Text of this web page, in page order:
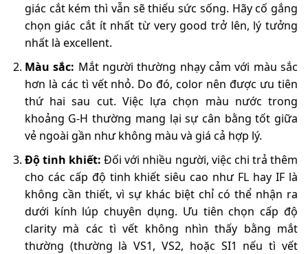
giác cắt kém thì vẫn sẽ thiếu sức sống. Hãy cố gắng
chọn giác cắt ít nhất từ very good trở lên, lý tưởng
nhất là excellent.
Màu sắc: Mắt người thường nhạy cảm với màu sắc
hơn là các tì vết nhỏ. Do đó, color nên được ưu tiên
thứ hai sau cut. Việc lựa chọn màu nước trong
khoảng G-H thường mang lại sự cân bằng tốt giữa
vẻ ngoài gần như không màu và giá cả hợp lý.
Độ tinh khiết: Đối với nhiều người, việc chi trả thêm
cho các cấp độ tinh khiết siêu cao như FL hay IF là
không cần thiết, vì sự khác biệt chỉ có thể nhận ra
dưới kính lúp chuyên dụng. Ưu tiên chọn cấp độ
clarity mà các tì vết không nhìn thấy bằng mắt
thường (thường là VS1, VS2, hoặc SI1 nếu tì vết